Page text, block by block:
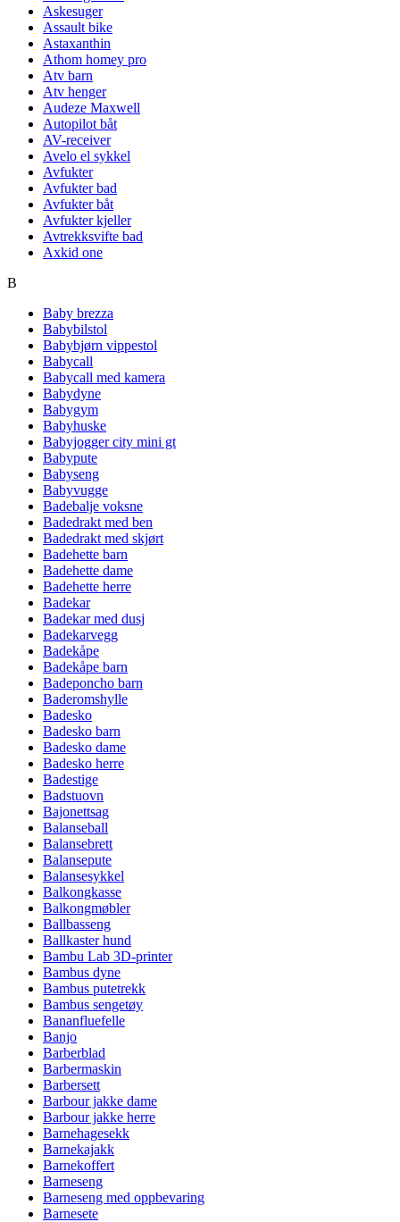
Askesuger
Assault bike
Astaxanthin
Athom homey pro
Atv barn
Atv henger
Audeze Maxwell
Autopilot båt
AV-receiver
Avelo el sykkel
Avfukter
Avfukter bad
Avfukter båt
Avfukter kjeller
Avtrekksvifte bad
Axkid one
B
Baby brezza
Babybilstol
Babybjørn vippestol
Babycall
Babycall med kamera
Babydyne
Babygym
Babyhuske
Babyjogger city mini gt
Babypute
Babyseng
Babyvugge
Badebalje voksne
Badedrakt med ben
Badedrakt med skjørt
Badehette barn
Badehette dame
Badehette herre
Badekar
Badekar med dusj
Badekarvegg
Badekåpe
Badekåpe barn
Badeponcho barn
Baderomshylle
Badesko
Badesko barn
Badesko dame
Badesko herre
Badestige
Badstuovn
Bajonettsag
Balanseball
Balansebrett
Balansepute
Balansesykkel
Balkongkasse
Balkongmøbler
Ballbasseng
Ballkaster hund
Bambu Lab 3D-printer
Bambus dyne
Bambus putetrekk
Bambus sengetøy
Bananfluefelle
Banjo
Barberblad
Barbermaskin
Barbersett
Barbour jakke dame
Barbour jakke herre
Barnehagesekk
Barnekajakk
Barnekoffert
Barneseng
Barneseng med oppbevaring
Barnesete